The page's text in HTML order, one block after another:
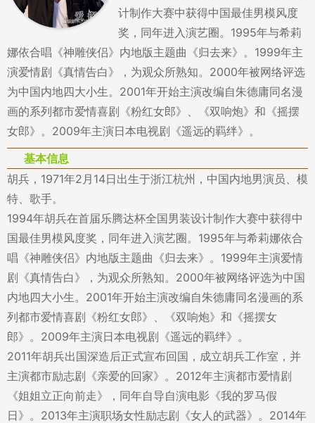
计制作大赛中获得中国最佳男模风度
奖，同年进入演艺圈。1995年与希莉
娜依合唱《神雕侠侣》内地版主题曲《归去来》。1999年主
演爱情剧《真情告白》，为观众所熟知。2000年被网络评选
为中国内地四大小生。2001年开始主演改编自朱德庸同名漫
画的系列都市爱情喜剧《粉红女郎》、《双响炮》和《摇摆
女郎》。2009年主演日本电视剧《遥远的羁绊》。
基本信息
胡兵，1971年2月14日出生于浙江杭州，中国内地男演员、模
特、歌手。
1994年胡兵在首届乐腾达杯全国男装设计制作大赛中获得中
国最佳男模风度奖，同年进入演艺圈。1995年与希莉娜依合
唱《神雕侠侣》内地版主题曲《归去来》。1999年主演爱情
剧《真情告白》，为观众所熟知。2000年被网络评选为中国
内地四大小生。2001年开始主演改编自朱德庸同名漫画的系
列都市爱情喜剧《粉红女郎》、《双响炮》和《摇摆女
郎》。2009年主演日本电视剧《遥远的羁绊》。
2011年胡兵出国深造后正式宣布回国，成立胡兵工作室，并
主演都市励志剧《亲爱的回家》。2012年主演都市爱情剧
《姐姐立正向前走》，同年自导自演电影《我的罗马假
日》。2013年主演职场女性励志剧《女人的武器》。2014年